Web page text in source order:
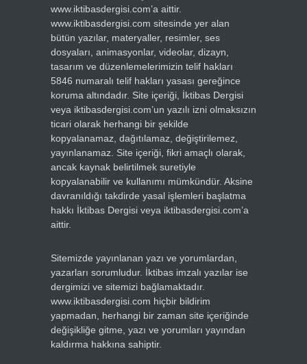
www.iktibasdergisi.com’a aittir.
www.iktibasdergisi.com sitesinde yer alan
bütün yazılar, materyaller, resimler, ses
dosyaları, animasyonlar, videolar, dizayn,
tasarım ve düzenlemelerimizin telif hakları
5846 numaralı telif hakları yasası gereğince
koruma altındadır. Site içeriği, İktibas Dergisi
veya iktibasdergisi.com’un yazılı izni olmaksızın
ticari olarak herhangi bir şekilde
kopyalanamaz, dağıtılamaz, değiştirilemez,
yayınlanamaz. Site içeriği, fikri amaçlı olarak,
ancak kaynak belirtilmek suretiyle
kopyalanabilir ve kullanımı mümkündür. Aksine
davranıldığı takdirde yasal işlemleri başlatma
hakkı İktibas Dergisi veya iktibasdergisi.com’a
aittir.
Sitemizde yayınlanan yazı ve yorumlardan,
yazarları sorumludur. İktibas imzalı yazılar ise
dergimizi ve sitemizi bağlamaktadır.
www.iktibasdergisi.com hiçbir bildirim
yapmadan, herhangi bir zaman site içeriğinde
değişikliğe gitme, yazı ve yorumları yayından
kaldırma hakkına sahiptir.